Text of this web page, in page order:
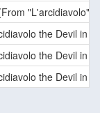
"L'arcidiavolo")
the Devil in
the Devil in
the Devil in